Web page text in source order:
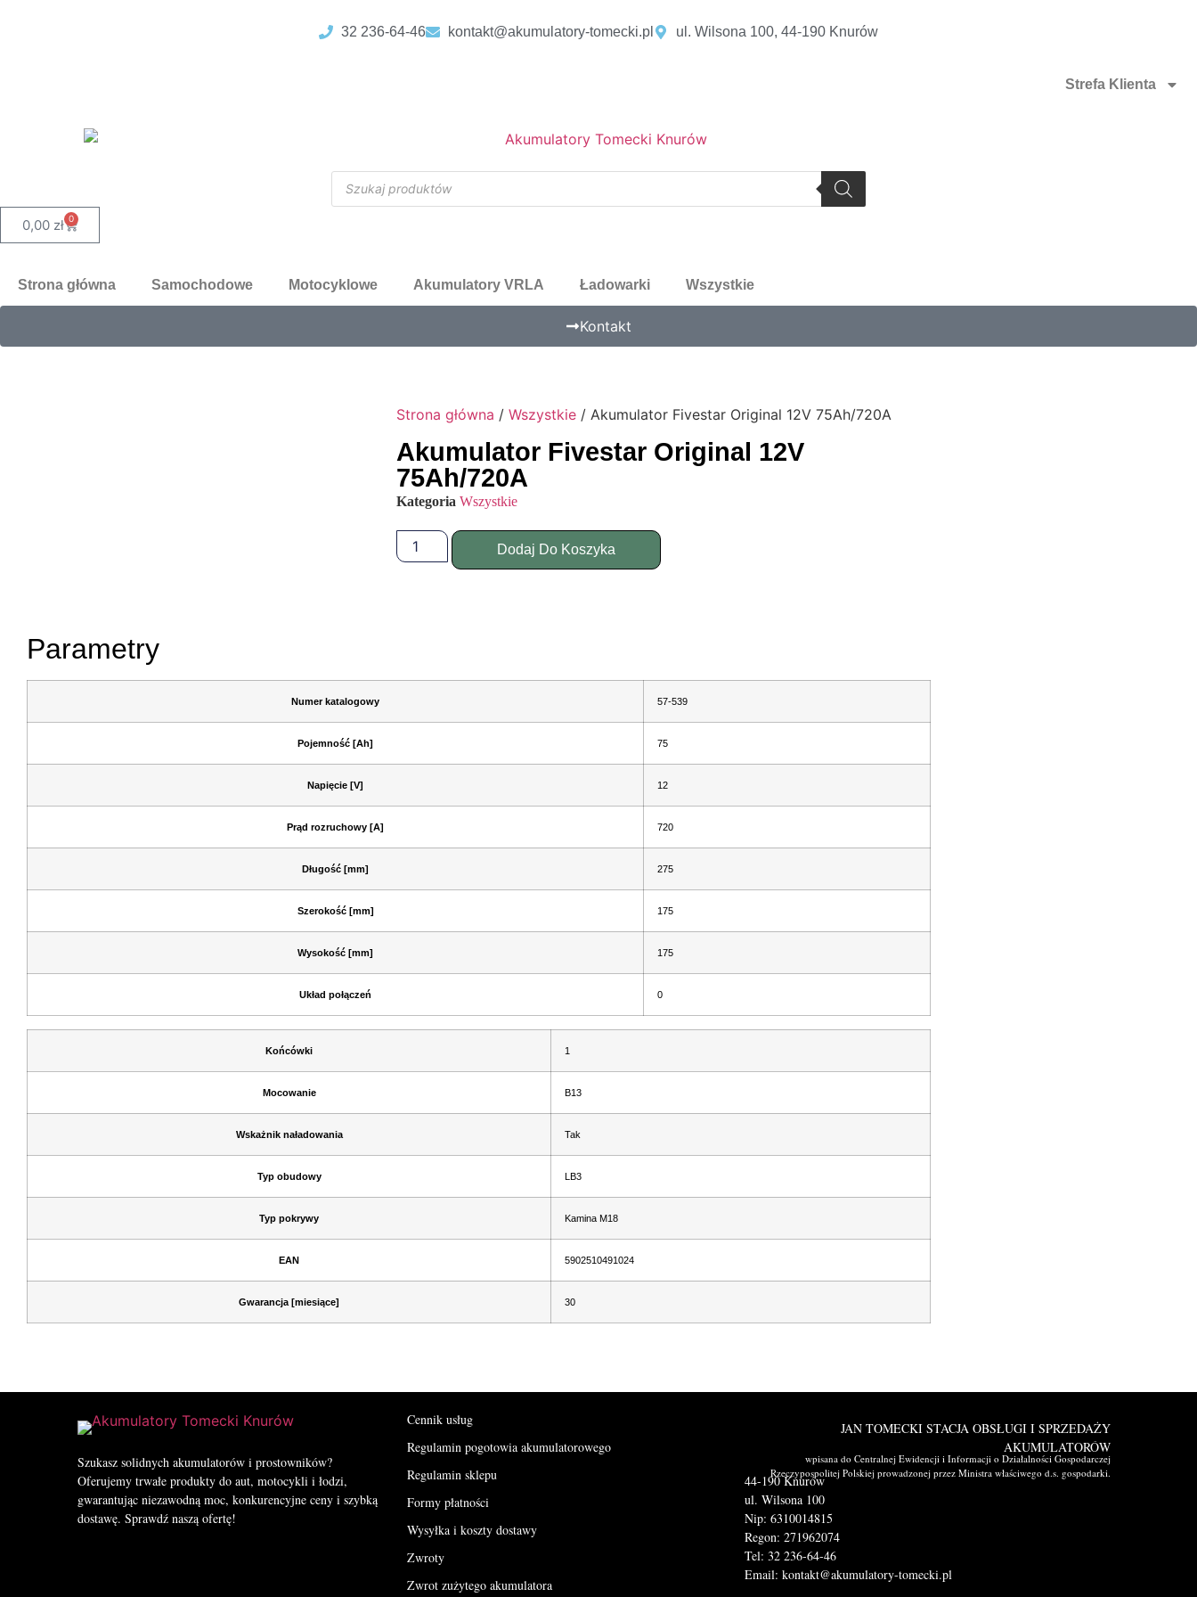
32 236-64-46 kontakt@akumulatory-tomecki.pl ul. Wilsona 100, 44-190 Knurów
Strefa Klienta
0,00 zł 0
Strona główna Samochodowe Motocyklowe Akumulatory VRLA Ładowarki Wszystkie
Kontakt
Strona główna /Wszystkie / Akumulator Fivestar Original 12V 75Ah/720A
Akumulator Fivestar Original 12V
75Ah/720A
Kategoria Wszystkie
Dodaj Do Koszyka
Parametry
Numer katalogowy 57-539
Pojemność [Ah] 75
Napięcie [V] 12
Prąd rozruchowy [A] 720
Długość [mm] 275
Szerokość [mm] 175
Wysokość [mm] 175
Układ połączeń 0
Końcówki 1
Mocowanie B13
Wskażnik naładowania Tak
Typ obudowy LB3
Typ pokrywy Kamina M18
EAN 5902510491024
Gwarancja [miesiące] 30
Szukasz solidnych akumulatorów i prostowników?
Oferujemy trwałe produkty do aut, motocykli i łodzi,
gwarantując niezawodną moc, konkurencyjne ceny i szybką
dostawę. Sprawdź naszą ofertę!
Cennik usług
Regulamin pogotowia akumulatorowego
Regulamin sklepu
Formy płatności
Wysyłka i koszty dostawy
Zwroty
Zwrot zużytego akumulatora
JAN TOMECKI STACJA OBSŁUGI I SPRZEDAŻY
AKUMULATORÓW
wpisana do Centralnej Ewidencji i Informacji o Działalności Gospodarczej
Rzeczypospolitej Polskiej prowadzonej przez Ministra właściwego d.s. gospodarki.
44-190 Knurów
ul. Wilsona 100
Nip: 6310014815
Regon: 271962074
Tel: 32 236-64-46
Email: kontakt@akumulatory-tomecki.pl